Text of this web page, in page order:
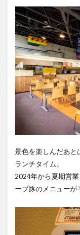
景色を楽しんだあと
ランチタイム。
2024年から夏期営
ーブ豚のメニューが